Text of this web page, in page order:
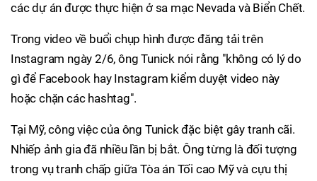
các dự án được thực hiện ở sa mạc Nevada và Biển Chết.
Trong video về buổi chụp hình được đăng tải trên
Instagram ngày 2/6, ông Tunick nói rằng "không có lý do
gì để Facebook hay Instagram kiểm duyệt video này
hoặc chặn các hashtag".
Tại Mỹ, công việc của ông Tunick đặc biệt gây tranh cãi.
Nhiếp ảnh gia đã nhiều lần bị bắt. Ông từng là đối tượng
trong vụ tranh chấp giữa Tòa án Tối cao Mỹ và cựu thị